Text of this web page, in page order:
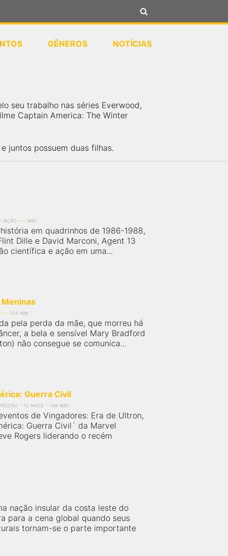
GÊNEROS NOTÍCIAS
seu trabalho nas séries Everwood,
Captain America: The Winter
juntos possuem duas filhas.
AÇÃO MIN
em quadrinhos de 1986-1988,
Dille e David Marconi, Agent 13
científica e ação em uma...
104 MIN
pela perda da mãe, que morreu há
a bela e sensível Mary Bradford
não consegue se comunica...
Guerra Civil
FICÇÃO 12 ANOS 148 MIN
de Vingadores: Era de Ultron,
Guerra Civil´ da Marvel
Rogers liderando o recém
nação insular da costa leste do
para a cena global quando seus
tornam-se o parte importante